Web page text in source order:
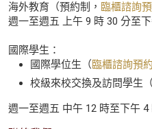
海外教育（預約制， 臨櫃諮詢
週一至週五 上午 9 時 30 分至
國際學生：
國際學位生（臨櫃諮詢預
校級來校交換及訪問學生（
週一至週五 中午 12 時至下午 4